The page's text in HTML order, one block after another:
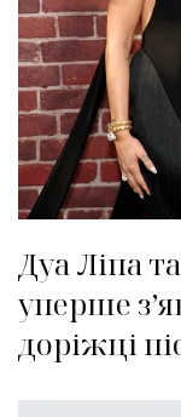
Дуа Ліпа
уперше
доріжці